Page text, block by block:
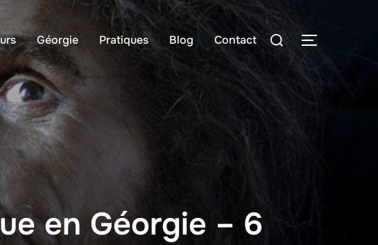
Géorgie Pratiques Blog Contact
Rechercher :
en Géorgie – 6